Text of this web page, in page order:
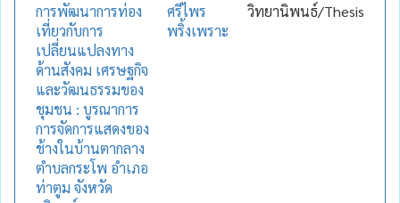
การพัฒนาการท่อง
เที่ยวกับการ
เปลี่ยนแปลงทาง
ด้านสังคม เศรษฐกิจ
และวัฒนธรรมของ
ชุมชน : บูรณาการ
การจัดการแสดงของ
ช้างในบ้านตากลาง
ตำบลกระโพ อำเภอ
ท่าตูม จังหวัด
ศรีไพร
พริ้งเพราะ
วิทยานิพนธ์/Thesis